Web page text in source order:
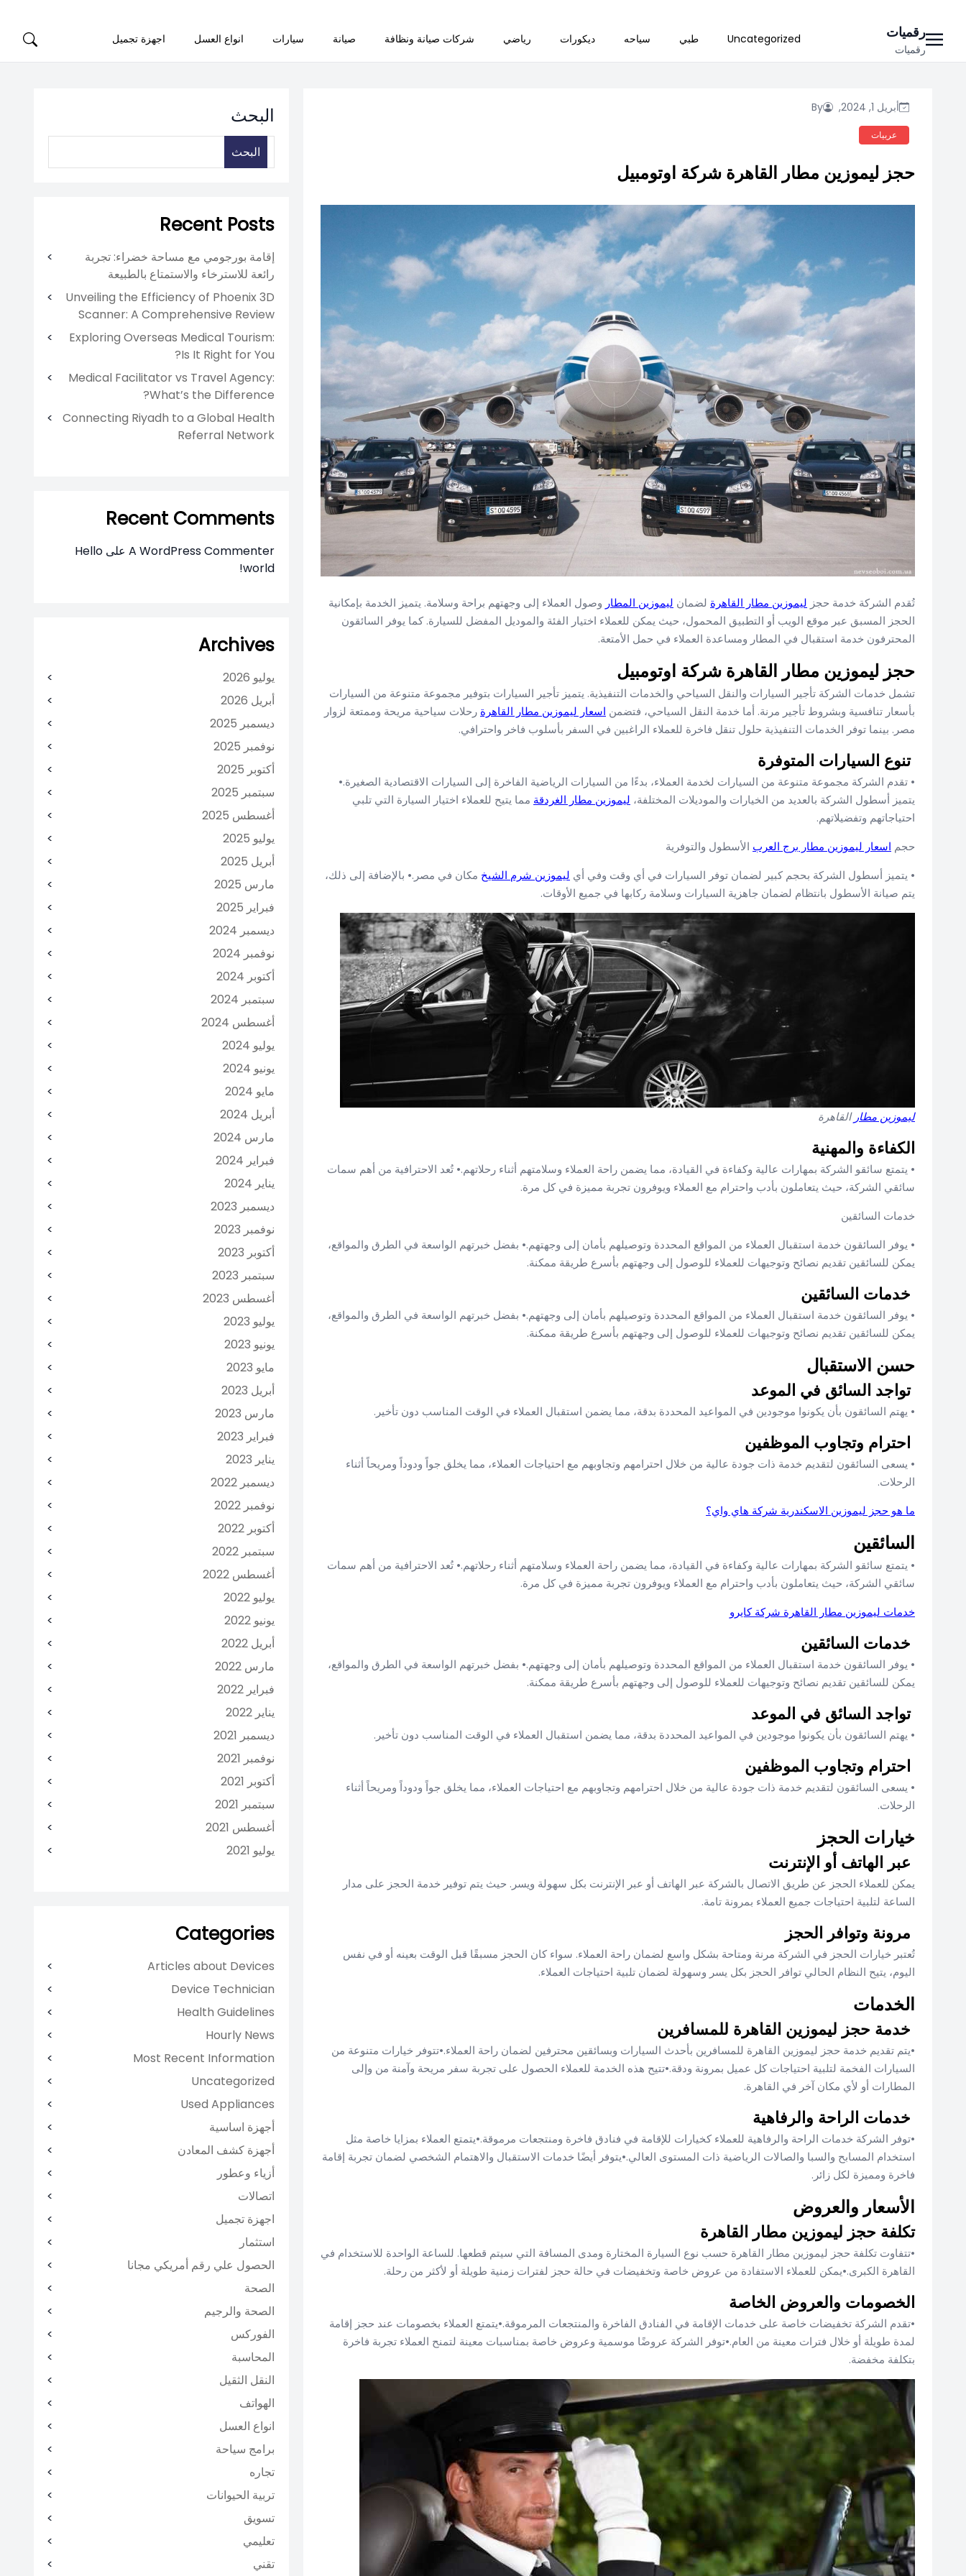
content
رقميات
رقميات
Uncategorized طبي سياحه ديكورات رياضي شركات صيانة ونظافة صيانة سيارات انواع العسل اجهزة تجميل
أبريل 1, 2024, By
عربيات
حجز ليموزين مطار القاهرة شركة اوتومبيل
تُقدم الشركة خدمة حجز ليموزين مطار القاهرة لضمان ليموزين المطار وصول العملاء إلى وجهتهم براحة وسلامة. يتميز الخدمة بإمكانية
الحجز المسبق عبر موقع الويب أو التطبيق المحمول، حيث يمكن للعملاء اختيار الفئة والموديل المفضل للسيارة. كما يوفر السائقون
المحترفون خدمة استقبال في المطار ومساعدة العملاء في حمل الأمتعة.
حجز ليموزين مطار القاهرة شركة اوتومبيل
تشمل خدمات الشركة تأجير السيارات والنقل السياحي والخدمات التنفيذية. يتميز تأجير السيارات بتوفير مجموعة متنوعة من السيارات
بأسعار تنافسية وبشروط تأجير مرنة. أما خدمة النقل السياحي، فتضمن اسعار ليموزين مطار القاهرة رحلات سياحية مريحة وممتعة لزوار
مصر. بينما توفر الخدمات التنفيذية حلول تنقل فاخرة للعملاء الراغبين في السفر بأسلوب فاخر واحترافي.
تنوع السيارات المتوفرة
• تقدم الشركة مجموعة متنوعة من السيارات لخدمة العملاء، بدءًا من السيارات الرياضية الفاخرة إلى السيارات الاقتصادية الصغيرة.•
يتميز أسطول الشركة بالعديد من الخيارات والموديلات المختلفة، ليموزين مطار الغردقة مما يتيح للعملاء اختيار السيارة التي تلبي
احتياجاتهم وتفضيلاتهم.
حجم اسعار ليموزين مطار برج العرب الأسطول والتوفرية
• يتميز أسطول الشركة بحجم كبير لضمان توفر السيارات في أي وقت وفي أي ليموزين شرم الشيخ مكان في مصر.• بالإضافة إلى ذلك،
يتم صيانة الأسطول بانتظام لضمان جاهزية السيارات وسلامة ركابها في جميع الأوقات.
ليموزين مطار القاهرة
الكفاءة والمهنية
• يتمتع سائقو الشركة بمهارات عالية وكفاءة في القيادة، مما يضمن راحة العملاء وسلامتهم أثناء رحلاتهم.• تُعد الاحترافية من أهم سمات
سائقي الشركة، حيث يتعاملون بأدب واحترام مع العملاء ويوفرون تجربة مميزة في كل مرة.
خدمات السائقين
• يوفر السائقون خدمة استقبال العملاء من المواقع المحددة وتوصيلهم بأمان إلى وجهتهم.• بفضل خبرتهم الواسعة في الطرق والمواقع،
يمكن للسائقين تقديم نصائح وتوجيهات للعملاء للوصول إلى وجهتهم بأسرع طريقة ممكنة.
خدمات السائقين
• يوفر السائقون خدمة استقبال العملاء من المواقع المحددة وتوصيلهم بأمان إلى وجهتهم.• بفضل خبرتهم الواسعة في الطرق والمواقع،
يمكن للسائقين تقديم نصائح وتوجيهات للعملاء للوصول إلى وجهتهم بأسرع طريقة ممكنة.
حسن الاستقبال
تواجد السائق في الموعد
• يهتم السائقون بأن يكونوا موجودين في المواعيد المحددة بدقة، مما يضمن استقبال العملاء في الوقت المناسب دون تأخير.
احترام وتجاوب الموظفين
• يسعى السائقون لتقديم خدمة ذات جودة عالية من خلال احترامهم وتجاوبهم مع احتياجات العملاء، مما يخلق جواً ودوداً ومريحاً أثناء
الرحلات.
ما هو حجز ليموزين الاسكندرية شركة هاي واي؟
السائقين
• يتمتع سائقو الشركة بمهارات عالية وكفاءة في القيادة، مما يضمن راحة العملاء وسلامتهم أثناء رحلاتهم.• تُعد الاحترافية من أهم سمات
سائقي الشركة، حيث يتعاملون بأدب واحترام مع العملاء ويوفرون تجربة مميزة في كل مرة.
خدمات ليموزين مطار القاهرة شركة كايرو
خدمات السائقين
• يوفر السائقون خدمة استقبال العملاء من المواقع المحددة وتوصيلهم بأمان إلى وجهتهم.• بفضل خبرتهم الواسعة في الطرق والمواقع،
يمكن للسائقين تقديم نصائح وتوجيهات للعملاء للوصول إلى وجهتهم بأسرع طريقة ممكنة.
تواجد السائق في الموعد
• يهتم السائقون بأن يكونوا موجودين في المواعيد المحددة بدقة، مما يضمن استقبال العملاء في الوقت المناسب دون تأخير.
احترام وتجاوب الموظفين
• يسعى السائقون لتقديم خدمة ذات جودة عالية من خلال احترامهم وتجاوبهم مع احتياجات العملاء، مما يخلق جواً ودوداً ومريحاً أثناء
الرحلات.
خيارات الحجز
عبر الهاتف أو الإنترنت
يمكن للعملاء الحجز عن طريق الاتصال بالشركة عبر الهاتف أو عبر الإنترنت بكل سهولة ويسر. حيث يتم توفير خدمة الحجز على مدار
الساعة لتلبية احتياجات جميع العملاء بمرونة تامة.
مرونة وتوافر الحجز
تُعتبر خيارات الحجز في الشركة مرنة ومتاحة بشكل واسع لضمان راحة العملاء. سواء كان الحجز مسبقًا قبل الوقت بعينه أو في نفس
اليوم، يتيح النظام الحالي توافر الحجز بكل يسر وسهولة لضمان تلبية احتياجات العملاء.
الخدمات
خدمة حجز ليموزين القاهرة للمسافرين
•يتم تقديم خدمة حجز ليموزين القاهرة للمسافرين بأحدث السيارات وبسائقين محترفين لضمان راحة العملاء.•تتوفر خيارات متنوعة من
السيارات الفخمة لتلبية احتياجات كل عميل بمرونة ودقة.•تتيح هذه الخدمة للعملاء الحصول على تجربة سفر مريحة وآمنة من وإلى
المطارات أو لأي مكان آخر في القاهرة.
خدمات الراحة والرفاهية
•توفر الشركة خدمات الراحة والرفاهية للعملاء كخيارات للإقامة في فنادق فاخرة ومنتجعات مرموقة.•يتمتع العملاء بمزايا خاصة مثل
استخدام المسابح والسبا والصالات الرياضية ذات المستوى العالي.•يتوفر أيضًا خدمات الاستقبال والاهتمام الشخصي لضمان تجربة إقامة
فاخرة ومميزة لكل زائر.
الأسعار والعروض
تكلفة حجز ليموزين مطار القاهرة
•تتفاوت تكلفة حجز ليموزين مطار القاهرة حسب نوع السيارة المختارة ومدى المسافة التي سيتم قطعها. للساعة الواحدة للاستخدام في
القاهرة الكبرى.•يمكن للعملاء الاستفادة من عروض خاصة وتخفيضات في حالة حجز لفترات زمنية طويلة أو لأكثر من رحلة.
الخصومات والعروض الخاصة
•تقدم الشركة تخفيضات خاصة على خدمات الإقامة في الفنادق الفاخرة والمنتجعات المرموقة.•يتمتع العملاء بخصومات عند حجز إقامة
لمدة طويلة أو خلال فترات معينة من العام.•توفر الشركة عروضًا موسمية وعروض خاصة بمناسبات معينة لتمنح العملاء تجربة فاخرة
بتكلفة مخفضة.
البحث
البحث
Recent Posts
إقامة بورجومي مع مساحة خضراء: تجربة
رائعة للاسترخاء والاستمتاع بالطبيعة
Unveiling the Efficiency of Phoenix 3D
Scanner: A Comprehensive Review
Exploring Overseas Medical Tourism:
Is It Right for You?
Medical Facilitator vs Travel Agency:
What’s the Difference?
Connecting Riyadh to a Global Health
Referral Network
Recent Comments
A WordPress Commenter على Hello
world!
Archives
يوليو 2026
أبريل 2026
ديسمبر 2025
نوفمبر 2025
أكتوبر 2025
سبتمبر 2025
أغسطس 2025
يوليو 2025
أبريل 2025
مارس 2025
فبراير 2025
ديسمبر 2024
نوفمبر 2024
أكتوبر 2024
سبتمبر 2024
أغسطس 2024
يوليو 2024
يونيو 2024
مايو 2024
أبريل 2024
مارس 2024
فبراير 2024
يناير 2024
ديسمبر 2023
نوفمبر 2023
أكتوبر 2023
سبتمبر 2023
أغسطس 2023
يوليو 2023
يونيو 2023
مايو 2023
أبريل 2023
مارس 2023
فبراير 2023
يناير 2023
ديسمبر 2022
نوفمبر 2022
أكتوبر 2022
سبتمبر 2022
أغسطس 2022
يوليو 2022
يونيو 2022
أبريل 2022
مارس 2022
فبراير 2022
يناير 2022
ديسمبر 2021
نوفمبر 2021
أكتوبر 2021
سبتمبر 2021
أغسطس 2021
يوليو 2021
Categories
Articles about Devices
Device Technician
Health Guidelines
Hourly News
Most Recent Information
Uncategorized
Used Appliances
أجهزة اساسية
أجهزة كشف المعادن
أزياء وعطور
اتصالات
اجهزة تجميل
استثمار
الحصول علي رقم أمريكي مجانا
الصحة
الصحة والرجيم
الفوركس
المحاسبة
النقل الثقيل
الهواتف
انواع العسل
برامج سياحة
تجاره
تربية الحيوانات
تسويق
تعليمي
تقني